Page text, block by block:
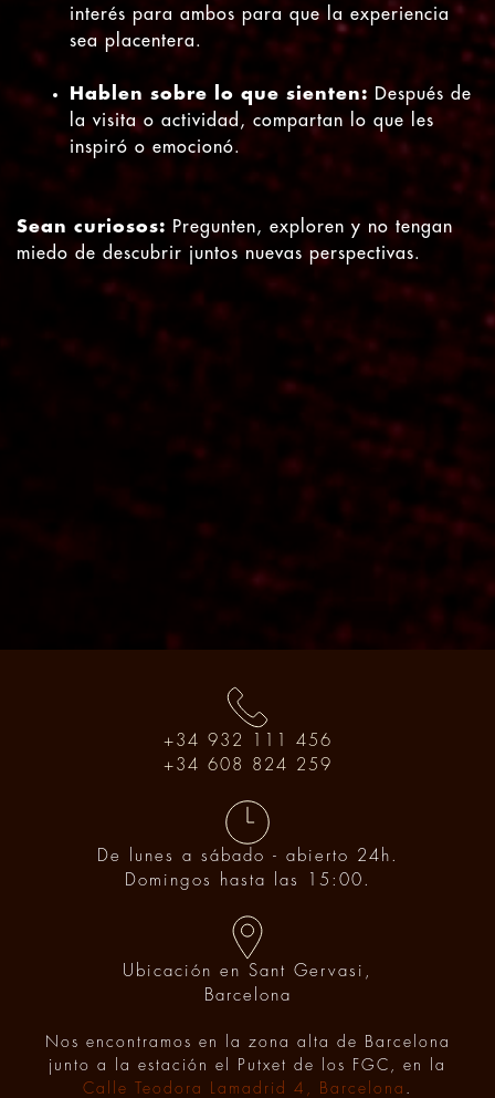
interés para ambos para que la experiencia
sea placentera.
Hablen sobre lo que sienten: Después de
la visita o actividad, compartan lo que les
inspiró o emocionó.
Sean curiosos: Pregunten, exploren y no tengan
miedo de descubrir juntos nuevas perspectivas.
+34 932 111 456
+34 608 824 259
De lunes a sábado - abierto 24h.
Domingos hasta las 15:00.
Ubicación en Sant Gervasi,
Barcelona
Nos encontramos en la zona alta de Barcelona
junto a la estación el Putxet de los FGC, en la
Calle Teodora Lamadrid 4, Barcelona